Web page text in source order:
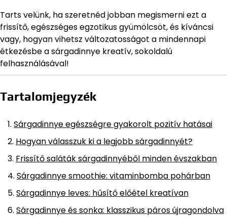
Tarts velünk, ha szeretnéd jobban megismerni ezt a
frissítő, egészséges egzotikus gyümölcsöt, és kíváncsi
vagy, hogyan vihetsz változatosságot a mindennapi
étkezésbe a sárgadinnye kreatív, sokoldalú
felhasználásával!
Tartalomjegyzék
Sárgadinnye egészségre gyakorolt pozitív hatásai
Hogyan válasszuk ki a legjobb sárgadinnyét?
Frissítő saláták sárgadinnyéből minden évszakban
Sárgadinnye smoothie: vitaminbomba pohárban
Sárgadinnye leves: hűsítő előétel kreatívan
Sárgadinnye és sonka: klasszikus páros újragondolva